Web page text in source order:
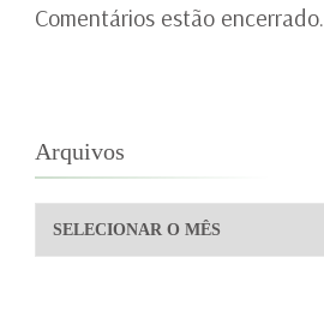
Comentários estão encerrado.
Arquivos
Arquivos